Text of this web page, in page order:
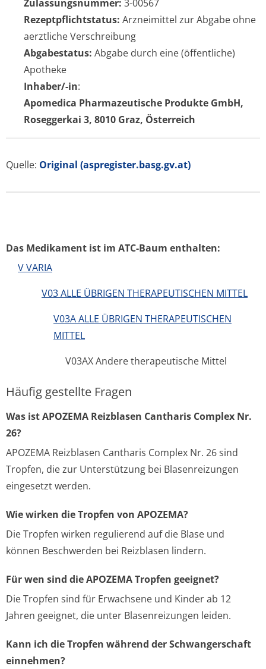
Zulassungsnummer: 3-00567
Rezeptpflichtstatus: Arzneimittel zur Abgabe ohne
aerztliche Verschreibung
Abgabestatus: Abgabe durch eine (öffentliche)
Apotheke
Inhaber/-in:
Apomedica Pharmazeutische Produkte GmbH,
Roseggerkai 3, 8010 Graz, Österreich
Quelle: Original (aspregister.basg.gv.at)
Das Medikament ist im ATC-Baum enthalten:
V VARIA
V03 ALLE ÜBRIGEN THERAPEUTISCHEN MITTEL
V03A ALLE ÜBRIGEN THERAPEUTISCHEN
MITTEL
V03AX Andere therapeutische Mittel
Häufig gestellte Fragen
Was ist APOZEMA Reizblasen Cantharis Complex Nr.
26?
APOZEMA Reizblasen Cantharis Complex Nr. 26 sind
Tropfen, die zur Unterstützung bei Blasenreizungen
eingesetzt werden.
Wie wirken die Tropfen von APOZEMA?
Die Tropfen wirken regulierend auf die Blase und
können Beschwerden bei Reizblasen lindern.
Für wen sind die APOZEMA Tropfen geeignet?
Die Tropfen sind für Erwachsene und Kinder ab 12
Jahren geeignet, die unter Blasenreizungen leiden.
Kann ich die Tropfen während der Schwangerschaft
einnehmen?